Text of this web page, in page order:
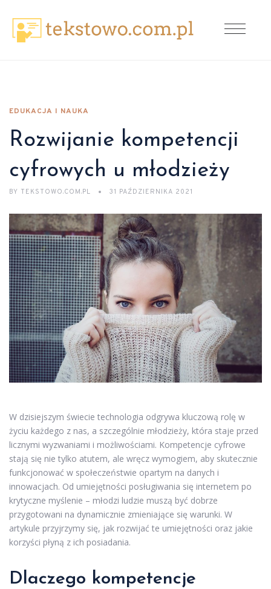
EDUKACJA I NAUKA
Rozwijanie kompetencji
cyfrowych u młodzieży
BY TEKSTOWO.COM.PL 31 PAŹDZIERNIKA 2021
W dzisiejszym świecie technologia odgrywa kluczową rolę w
życiu każdego z nas, a szczególnie młodzieży, która staje przed
licznymi wyzwaniami i możliwościami. Kompetencje cyfrowe
stają się nie tylko atutem, ale wręcz wymogiem, aby skutecznie
funkcjonować w społeczeństwie opartym na danych i
innowacjach. Od umiejętności posługiwania się internetem po
krytyczne myślenie – młodzi ludzie muszą być dobrze
przygotowani na dynamicznie zmieniające się warunki. W
artykule przyjrzymy się, jak rozwijać te umiejętności oraz jakie
korzyści płyną z ich posiadania.
Dlaczego kompetencje